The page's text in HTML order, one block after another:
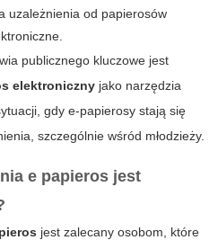
uzależnienia od papierosów
publicznego kluczowe jest
elektroniczny jako narzędzia
gdy e-papierosy stają się
szczególnie wśród młodzieży.
e papieros jest
jest zalecany osobom, które